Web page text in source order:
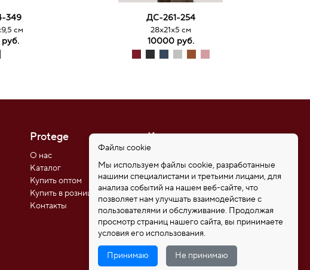
349
см
ДС-261-254
28х21х5 см
10000 руб.
Protege
О нас
Каталог
Купить оптом
Купить в розницу
Контакты
Контакты
8 (921) 346-85-39
192102, Санкт-Петербург,
ул. Самойловой 5, ПСК
"Нобелевская дорога"
protege_bags@mail.ru
Файлы cookie
Мы используем файлы cookie, разработанные
нашими специалистами и третьими лицами, для
анализа событий на нашем веб-сайте, что
позволяет нам улучшать взаимодействие с
пользователями и обслуживание. Продолжая
просмотр страниц нашего сайта, вы принимаете
условия его использования.
Принимаю Не принимаю